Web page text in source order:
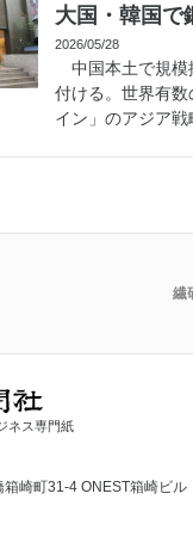
大国・韓国で
2026/05/28
中国本土で規模
付ける。世界有
イン」のアジア戦
繊
ネス専門紙
崎町31-4 ONEST箱崎ビル